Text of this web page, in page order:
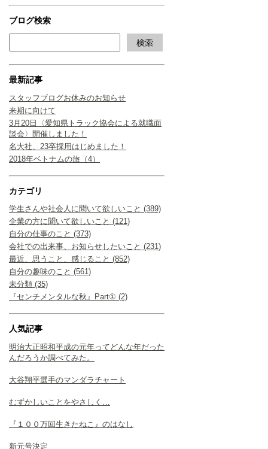
ブログ検索
最新記事
スタッフブログお休みのお知らせ
来期に向けて
3月20日〈愛知県トラック協会による就職面
談会〉開催しました！
名大社、23卒採用はじめました！
2018年ベトナムの旅（4）
カテゴリ
学生さんや社会人に聞いて欲しいこと (389)
企業の方に聞いて欲しいこと (121)
自分の仕事のこと (373)
会社での出来事、お知らせしたいこと (231)
最近、思うこと、感じること (852)
自分の趣味のこと (561)
未分類 (35)
『センチメンタルな秋』Part① (2)
人気記事
明治大正昭和平成の元年ってどんな年だった
んだろうか調べてみた。
大谷翔平選手のマンダラチャート
むずかしいことをやさしく…
『１００万回生きたねこ』のはなし
新元号決定